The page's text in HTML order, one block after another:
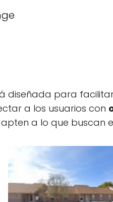
diseñada para
a los usuarios con
a lo que buscan